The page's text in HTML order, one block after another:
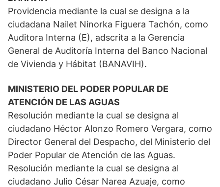
Providencia mediante la cual se designa a la
ciudadana Nailet Ninorka Figuera Tachón, como
Auditora Interna (E), adscrita a la Gerencia
General de Auditoría Interna del Banco Nacional
de Vivienda y Hábitat (BANAVIH).
MINISTERIO DEL PODER POPULAR DE
ATENCIÓN DE LAS AGUAS
Resolución mediante la cual se designa al
ciudadano Héctor Alonzo Romero Vergara, como
Director General del Despacho, del Ministerio del
Poder Popular de Atención de las Aguas.
Resolución mediante la cual se designa al
ciudadano Julio César Narea Azuaje, como